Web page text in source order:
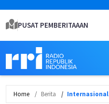
PUSAT PEMBERITAAAN
Home Berita Internasional